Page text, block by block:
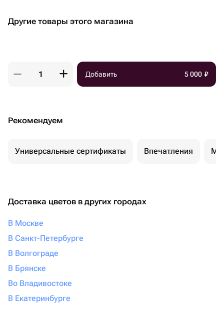
Другие товары этого магазина
Добавить 5 000 ₽
Рекомендуем
Универсальные сертификаты Впечатления
Доставка цветов в других городах
В Москве
В Санкт-Петербурге
В Волгограде
В Брянске
Во Владивостоке
В Екатеринбурге